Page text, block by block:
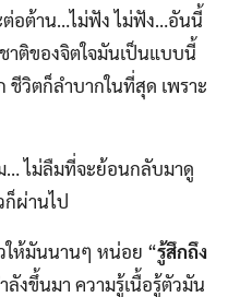
ต่อต้าน…ไม่ฟัง ไม่ฟัง…อันนี้
ชาติของจิตใจมันเป็นแบบนี้
ชีวิตก็ลำบากในที่สุด เพราะ
… ไม่ลืมที่จะย้อนกลับมาดู
ก็ผ่านไป
ให้มันนานๆ หน่อย “รู้สึกถึง
ลังขึ้นมา ความรู้เนื้อรู้ตัวมัน